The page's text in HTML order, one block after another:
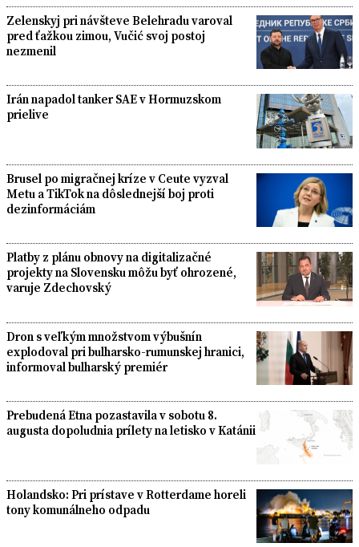
Zelenskyj pri návšteve Belehradu varoval
pred ťažkou zimou, Vučić svoj postoj
nezmenil
Irán napadol tanker SAE v Hormuzskom
prielive
Brusel po migračnej kríze v Ceute vyzval
Metu a TikTok na dôslednejší boj proti
dezinformáciám
Platby z plánu obnovy na digitalizačné
projekty na Slovensku môžu byť ohrozené,
varuje Zdechovský
Dron s veľkým množstvom výbušnín
explodoval pri bulharsko-rumunskej hranici,
informoval bulharský premiér
Prebudená Etna pozastavila v sobotu 8.
augusta dopoludnia prílety na letisko v Katánii
Holandsko: Pri prístave v Rotterdame horeli
tony komunálneho odpadu